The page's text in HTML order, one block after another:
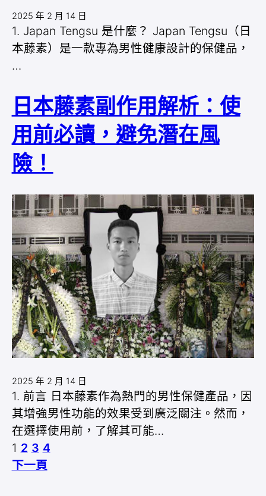
2025 年 2 月 14 日
1. Japan Tengsu 是什麼？ Japan Tengsu（日
本藤素）是一款專為男性健康設計的保健品，
…
日本藤素副作用解析：使
用前必讀，避免潛在風
險！
2025 年 2 月 14 日
1. 前言 日本藤素作為熱門的男性保健產品，因
其增強男性功能的效果受到廣泛關注。然而，
在選擇使用前，了解其可能…
1 2 3 4
下一頁